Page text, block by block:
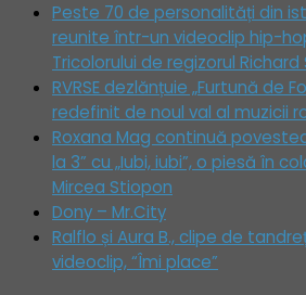
Peste 70 de personalități din
reunite într-un videoclip hip-
Tricolorului de regizorul
RVRSE dezlănțuie „Furtună de
redefinit de noul val al muzicii
Roxana Mag continuă
la 3” cu „Iubi, iubi”, o piesă în
Mircea Stiopon
Dony – Mr.City
Ralflo și Aura B., clipe de
videoclip, “Îmi place”